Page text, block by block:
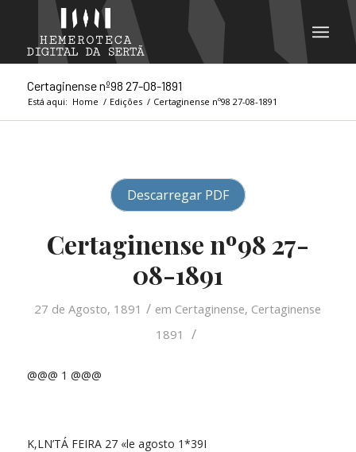
Certaginense nº98 27-08-1891
Está aqui: Home / Edições / Certaginense nº98 27-08-1891
Descarregar PDF
Certaginense nº98 27-
08-1891
27 de Agosto, 1891 / em Certaginense, Certaginense
1891
/
@@@ 1 @@@
K,LN’TÁ FEIRA 27 «le agosto 1*39I